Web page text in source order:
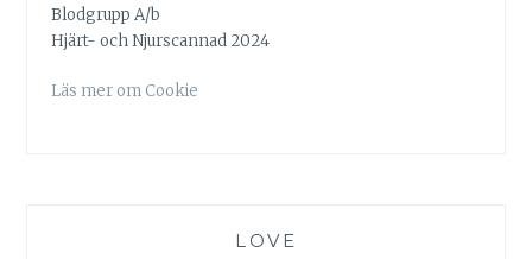
Blodgrupp A/b
Hjärt- och Njurscannad 2024
Läs mer om Cookie
LOVE